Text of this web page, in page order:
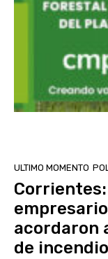
ULTIMO MOMENTO
acordaron
de